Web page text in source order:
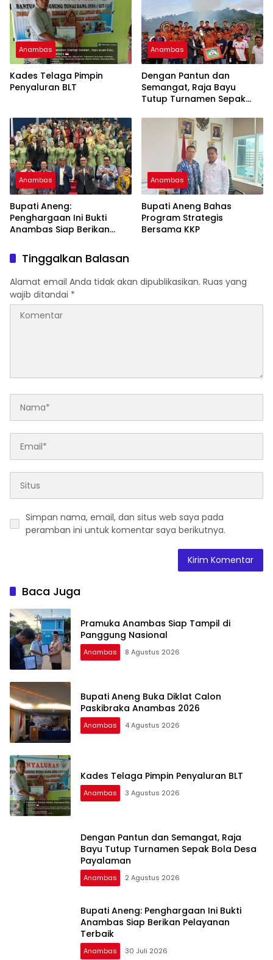
Anambas
Kades Telaga Pimpin
Penyaluran BLT
Anambas
Dengan Pantun dan
Semangat, Raja Bayu
Tutup Turnamen Sepak
Anambas
Bupati Aneng:
Penghargaan Ini Bukti
Anambas Siap Berikan
Anambas
Bupati Aneng Bahas
Program Strategis
Bersama KKP
Tinggalkan Balasan
Alamat email Anda tidak akan dipublikasikan. Ruas yang
wajib ditandai *
Simpan nama, email, dan situs web saya pada
peramban ini untuk komentar saya berikutnya.
Baca Juga
Pramuka Anambas Siap Tampil di
Panggung Nasional
Anambas 8 Agustus 2026
Bupati Aneng Buka Diklat Calon
Paskibraka Anambas 2026
Anambas 4 Agustus 2026
Kades Telaga Pimpin Penyaluran BLT
Anambas 3 Agustus 2026
Dengan Pantun dan Semangat, Raja
Bayu Tutup Turnamen Sepak Bola Desa
Payalaman
Anambas 2 Agustus 2026
Bupati Aneng: Penghargaan Ini Bukti
Anambas Siap Berikan Pelayanan
Terbaik
Anambas 30 Juli 2026